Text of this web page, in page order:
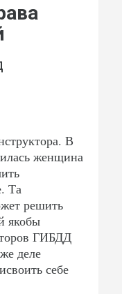
В
женщина
Та
решить
якобы
ГИБДД
деле
себе